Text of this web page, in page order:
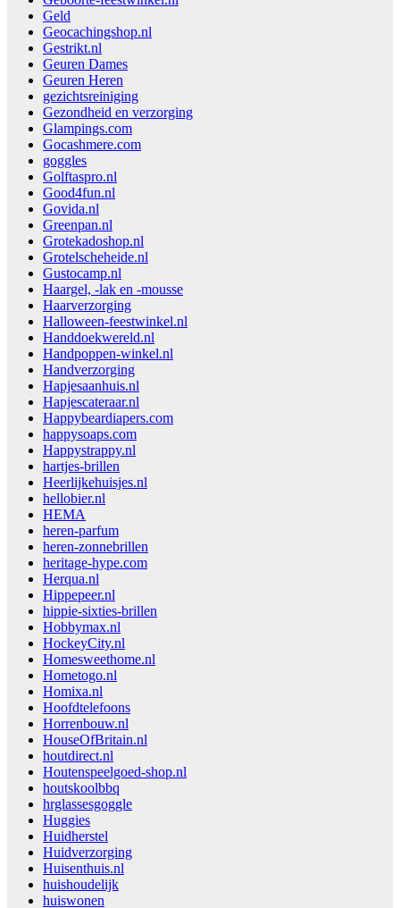
Geld
Geocachingshop.nl
Gestrikt.nl
Geuren Dames
Geuren Heren
gezichtsreiniging
Gezondheid en verzorging
Glampings.com
Gocashmere.com
goggles
Golftaspro.nl
Good4fun.nl
Govida.nl
Greenpan.nl
Grotekadoshop.nl
Grotelscheheide.nl
Gustocamp.nl
Haargel, -lak en -mousse
Haarverzorging
Halloween-feestwinkel.nl
Handdoekwereld.nl
Handpoppen-winkel.nl
Handverzorging
Hapjesaanhuis.nl
Hapjescateraar.nl
Happybeardiapers.com
happysoaps.com
Happystrappy.nl
hartjes-brillen
Heerlijkehuisjes.nl
hellobier.nl
HEMA
heren-parfum
heren-zonnebrillen
heritage-hype.com
Herqua.nl
Hippepeer.nl
hippie-sixties-brillen
Hobbymax.nl
HockeyCity.nl
Homesweethome.nl
Hometogo.nl
Homixa.nl
Hoofdtelefoons
Horrenbouw.nl
HouseOfBritain.nl
houtdirect.nl
Houtenspeelgoed-shop.nl
houtskoolbbq
hrglassesgoggle
Huggies
Huidherstel
Huidverzorging
Huisenthuis.nl
huishoudelijk
huiswonen